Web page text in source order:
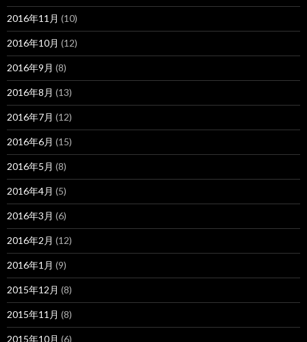
2016年11月 (10)
2016年10月 (12)
2016年9月 (8)
2016年8月 (13)
2016年7月 (12)
2016年6月 (15)
2016年5月 (8)
2016年4月 (5)
2016年3月 (6)
2016年2月 (12)
2016年1月 (9)
2015年12月 (8)
2015年11月 (8)
2015年10月 (6)